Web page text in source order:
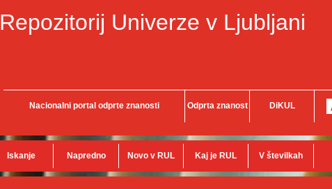
Repozitorij Univerze v Ljubljani
Nacionalni portal odprte znanosti Odprta znanost DiKUL
Iskanje Napredno Novo v RUL Kaj je RUL V številkah